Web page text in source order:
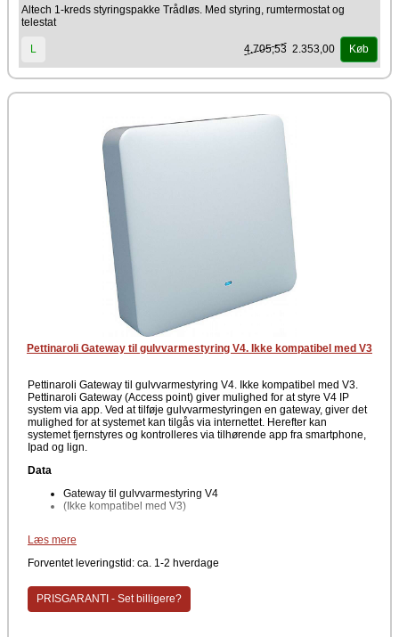
Altech 1-kreds styringspakke Trådløs. Med styring, rumtermostat og
telestat
L 4.705,53 2.353,00 Køb
Pettinaroli Gateway til gulvvarmestyring V4. Ikke kompatibel med V3
Pettinaroli Gateway til gulvvarmestyring V4. Ikke kompatibel med V3.
Pettinaroli Gateway (Access point) giver mulighed for at styre V4 IP
system via app. Ved at tilføje gulvvarmestyringen en gateway, giver det
mulighed for at systemet kan tilgås via internettet. Herefter kan
systemet fjernstyres og kontrolleres via tilhørende app fra smartphone,
Ipad og lign.
Data
Gateway til gulvvarmestyring V4
(Ikke kompatibel med V3)
Læs mere
Forventet leveringstid: ca. 1-2 hverdage
PRISGARANTI - Set billigere?